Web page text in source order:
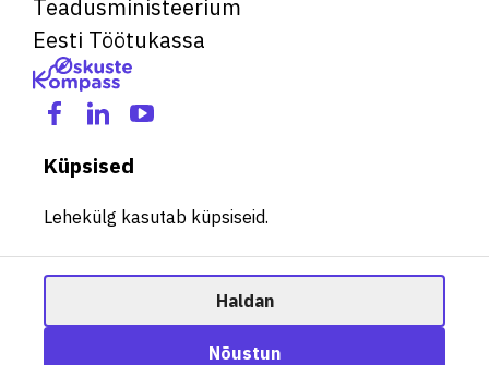
Ametisoovitaja
Teadusministeerium
Eesti Töötukassa
Küpsised
Lehekülg kasutab küpsiseid.
Haldan
Nõustun